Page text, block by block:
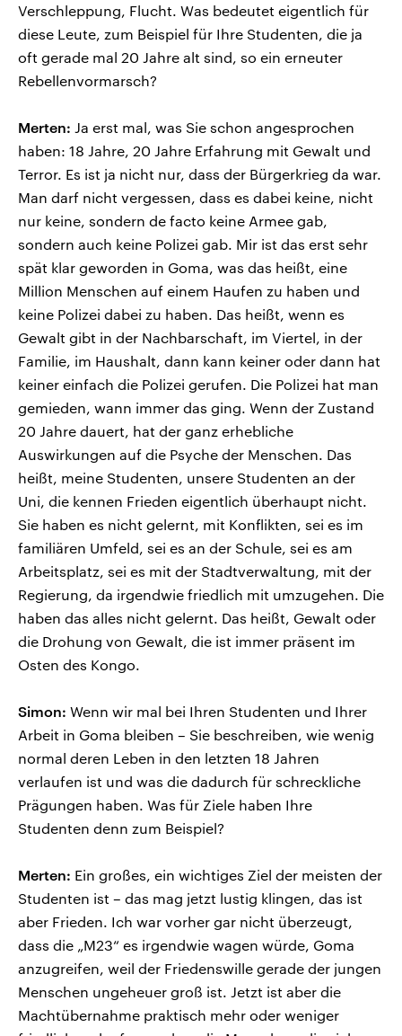
Verschleppung, Flucht. Was bedeutet eigentlich für
diese Leute, zum Beispiel für Ihre Studenten, die ja
oft gerade mal 20 Jahre alt sind, so ein erneuter
Rebellenvormarsch?
Merten: Ja erst mal, was Sie schon angesprochen
haben: 18 Jahre, 20 Jahre Erfahrung mit Gewalt und
Terror. Es ist ja nicht nur, dass der Bürgerkrieg da war.
Man darf nicht vergessen, dass es dabei keine, nicht
nur keine, sondern de facto keine Armee gab,
sondern auch keine Polizei gab. Mir ist das erst sehr
spät klar geworden in Goma, was das heißt, eine
Million Menschen auf einem Haufen zu haben und
keine Polizei dabei zu haben. Das heißt, wenn es
Gewalt gibt in der Nachbarschaft, im Viertel, in der
Familie, im Haushalt, dann kann keiner oder dann hat
keiner einfach die Polizei gerufen. Die Polizei hat man
gemieden, wann immer das ging. Wenn der Zustand
20 Jahre dauert, hat der ganz erhebliche
Auswirkungen auf die Psyche der Menschen. Das
heißt, meine Studenten, unsere Studenten an der
Uni, die kennen Frieden eigentlich überhaupt nicht.
Sie haben es nicht gelernt, mit Konflikten, sei es im
familiären Umfeld, sei es an der Schule, sei es am
Arbeitsplatz, sei es mit der Stadtverwaltung, mit der
Regierung, da irgendwie friedlich mit umzugehen. Die
haben das alles nicht gelernt. Das heißt, Gewalt oder
die Drohung von Gewalt, die ist immer präsent im
Osten des Kongo.
Simon: Wenn wir mal bei Ihren Studenten und Ihrer
Arbeit in Goma bleiben – Sie beschreiben, wie wenig
normal deren Leben in den letzten 18 Jahren
verlaufen ist und was die dadurch für schreckliche
Prägungen haben. Was für Ziele haben Ihre
Studenten denn zum Beispiel?
Merten: Ein großes, ein wichtiges Ziel der meisten der
Studenten ist – das mag jetzt lustig klingen, das ist
aber Frieden. Ich war vorher gar nicht überzeugt,
dass die „M23“ es irgendwie wagen würde, Goma
anzugreifen, weil der Friedenswille gerade der jungen
Menschen ungeheuer groß ist. Jetzt ist aber die
Machtübernahme praktisch mehr oder weniger